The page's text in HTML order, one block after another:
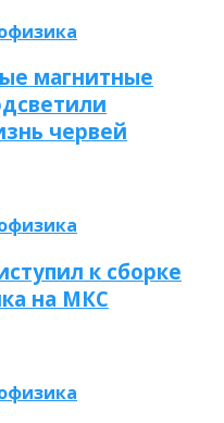
магнитные
червей
к сборке
на МКС